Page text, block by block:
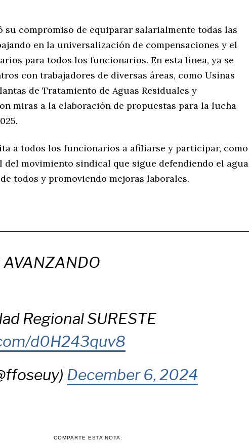
su compromiso de equiparar salarialmente todas las
en la universalización de compensaciones y el
para todos los funcionarios. En esta línea, ya se
con trabajadores de diversas áreas, como Usinas
de Tratamiento de Aguas Residuales y
miras a la elaboración de propuestas para la lucha
a todos los funcionarios a afiliarse y participar, como
del movimiento sindical que sigue defendiendo el agua
todos y promoviendo mejoras laborales.
AVANZANDO
Regional SURESTE
d0H243quv8
December 6, 2024
COMPARTE ESTA NOTA: